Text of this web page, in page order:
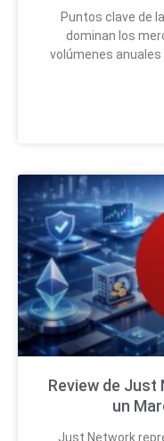
Puntos clave de
dominan los
volúmenes
Review de Just
un
Just Network